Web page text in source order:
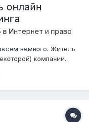
онлайн
в Интернет и право
немного. Житель
компании.
назову позже). В